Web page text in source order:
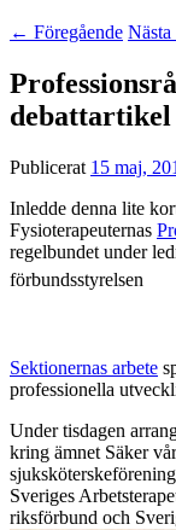
← Föregående Nästa
debattartikel
Publicerat 15 maj,
Inledde denna lite
Fysioterapeuternas
regelbundet under
förbundsstyrelsen
Sektionernas arbete
professionella
Under tisdagen
kring ämnet Säker
s
Sveriges
riksförbund och